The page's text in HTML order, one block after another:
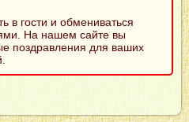
в гости и обмениваться
На нашем сайте вы
поздравления для ваших